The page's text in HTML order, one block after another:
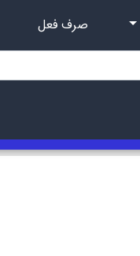
صرف فعل